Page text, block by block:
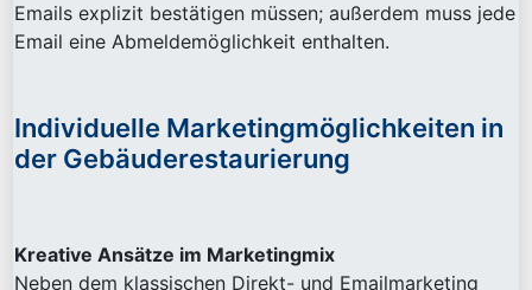
Emails explizit bestätigen müssen; außerdem muss jede
Email eine Abmeldemöglichkeit enthalten.
Individuelle Marketingmöglichkeiten in
der Gebäuderestaurierung
Kreative Ansätze im Marketingmix
Neben dem klassischen Direkt- und Emailmarketing